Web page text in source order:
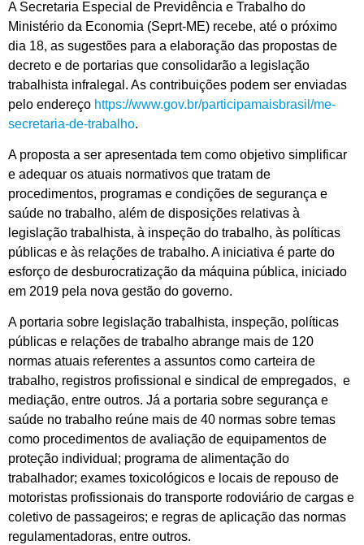
A Secretaria Especial de Previdência e Trabalho do
Ministério da Economia (Seprt-ME) recebe, até o próximo
dia 18, as sugestões para a elaboração das propostas de
decreto e de portarias que consolidarão a legislação
trabalhista infralegal. As contribuições podem ser enviadas
pelo endereço https://www.gov.br/participamaisbrasil/me-
secretaria-de-trabalho.
A proposta a ser apresentada tem como objetivo simplificar
e adequar os atuais normativos que tratam de
procedimentos, programas e condições de segurança e
saúde no trabalho, além de disposições relativas à
legislação trabalhista, à inspeção do trabalho, às políticas
públicas e às relações de trabalho. A iniciativa é parte do
esforço de desburocratização da máquina pública, iniciado
em 2019 pela nova gestão do governo.
A portaria sobre legislação trabalhista, inspeção, políticas
públicas e relações de trabalho abrange mais de 120
normas atuais referentes a assuntos como carteira de
trabalho, registros profissional e sindical de empregados, e
mediação, entre outros. Já a portaria sobre segurança e
saúde no trabalho reúne mais de 40 normas sobre temas
como procedimentos de avaliação de equipamentos de
proteção individual; programa de alimentação do
trabalhador; exames toxicológicos e locais de repouso de
motoristas profissionais do transporte rodoviário de cargas e
coletivo de passageiros; e regras de aplicação das normas
regulamentadoras, entre outros.